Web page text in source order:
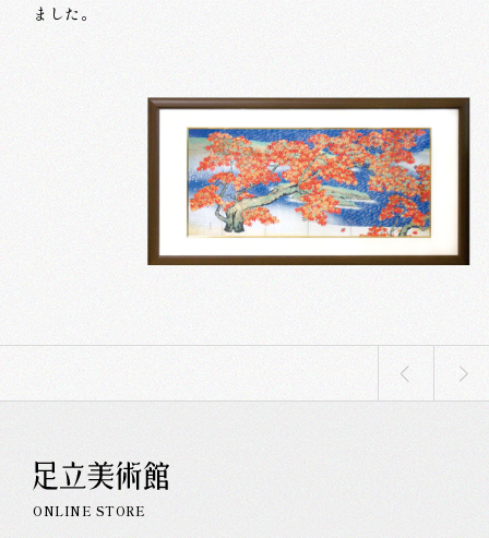
ました。
ONLINE STORE